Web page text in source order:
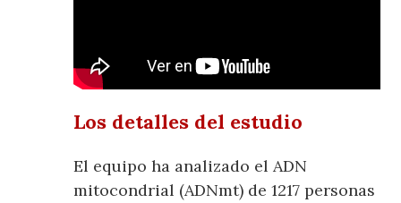
Los detalles del estudio
El equipo ha analizado el ADN
mitocondrial (ADNmt) de 1217 personas